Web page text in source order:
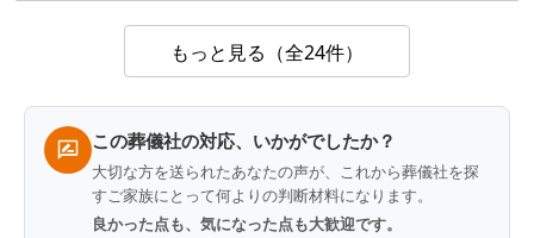
故人との思い出を一つ教えてください
おもいやりがありやさしい方でした。人望もあ
Q.葬儀社をどのように探しましたか？
A.友人の紹介
もっと見る（全24件）
この葬儀社の対応、いかがでしたか？
大切な方を送られたあなたの声が、これから葬儀社を探
すご家族にとって何よりの判断材料になります。
良かった点も、気になった点も大歓迎です。